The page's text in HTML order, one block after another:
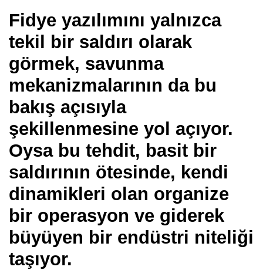
Fidye yazılımını yalnızca
tekil bir saldırı olarak
görmek, savunma
mekanizmalarının da bu
bakış açısıyla
şekillenmesine yol açıyor.
Oysa bu tehdit, basit bir
saldırının ötesinde, kendi
dinamikleri olan organize
bir operasyon ve giderek
büyüyen bir endüstri niteliği
taşıyor.